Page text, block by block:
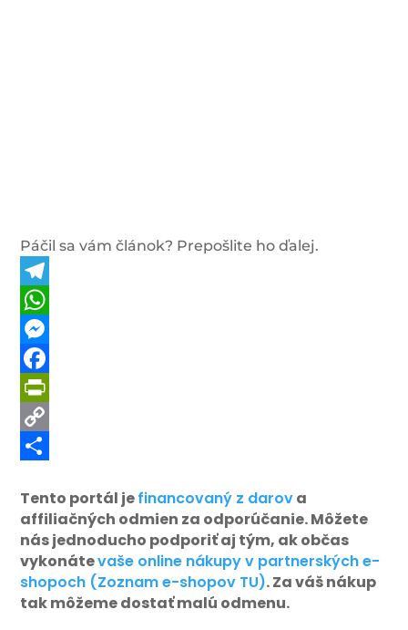
Páčil sa vám článok? Prepošlite ho ďalej.
Telegram
WhatsApp
Messenger
Facebook
PrintFriendly
Copy
Tento portál jefinancovaný z darova
affiliačných odmien za odporúčanie. Môžete
nás jednoducho podporiť aj tým, ak občas
vykonátevaše online nákupy v partnerských e-
shopoch (Zoznam e-shopov TU). Za váš nákup
tak môžeme dostať malú odmenu.